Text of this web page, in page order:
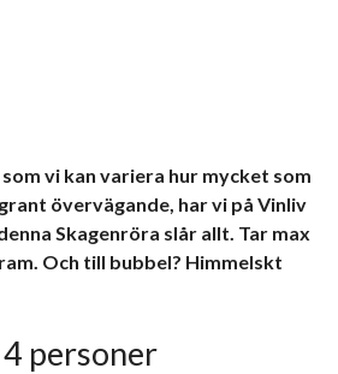
vi kan variera hur mycket som
övervägande, har vi på Vinliv
Skagenröra slår allt. Tar max
Och till bubbel? Himmelskt
personer